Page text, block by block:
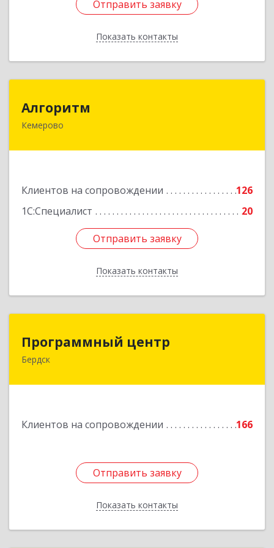
Отправить заявку
Показать контакты
Отправить заявку
Назад
Алгоритм
Кемерово
Клиентов на сопровождении
126
1С:Специалист
20
Отправить заявку
Показать контакты
Отправить заявку
Назад
Программный центр
Бердск
Клиентов на сопровождении 166
Отправить заявку
Показать контакты
Программный центр
Отправить заявку
Назад